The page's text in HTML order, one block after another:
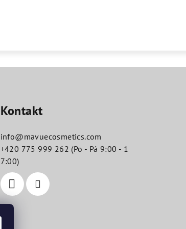
Kontakt
info@mavuecosmetics.com
+420 775 999 262 (Po - Pá 9:00 - 1
7:00)